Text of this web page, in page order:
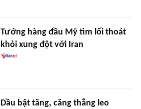
Tướng hàng đầu Mỹ tìm lối thoát
khỏi xung đột với Iran
Dầu bật tăng, căng thẳng leo